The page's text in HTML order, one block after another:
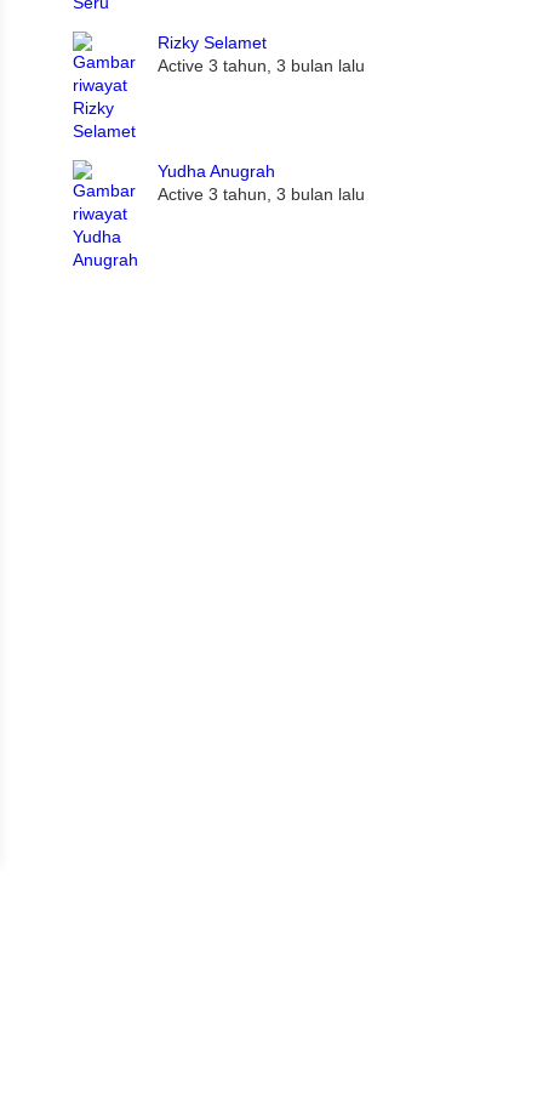
Rizky Selamet
Active 3 tahun, 3 bulan lalu
Yudha Anugrah
Active 3 tahun, 3 bulan lalu